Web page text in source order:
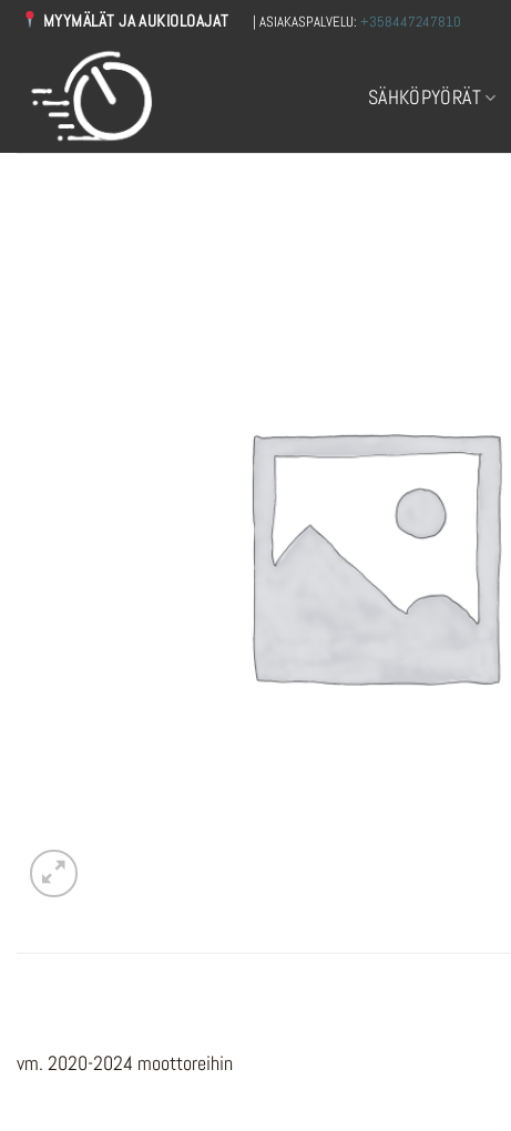
Skip
MYYMÄLÄT JA AUKIOLOAJAT | ASIAKASPALVELU:+358447247810
SÄHKÖPYÖRÄT
vm. 2020-2024 moottoreihin